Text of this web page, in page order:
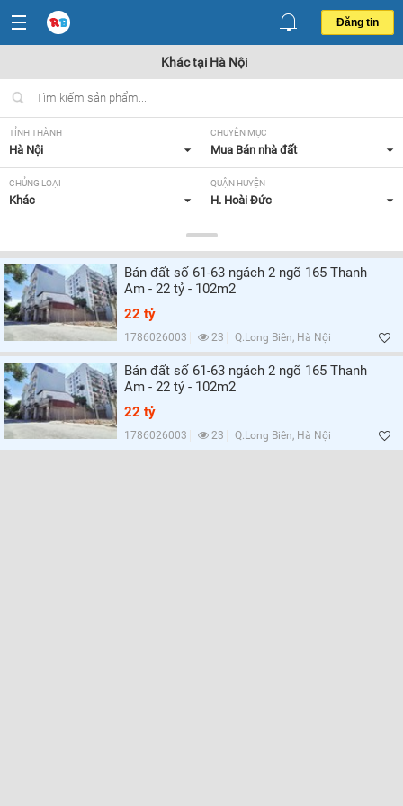
Đăng tin
Khác tại Hà Nội
TỈNH THÀNH
Hà Nội
CHUYÊN MỤC
Mua Bán nhà đất
CHỦNG LOẠI
Khác
QUẬN HUYỆN
H. Hoài Đức
Tất cả
MỨC GIÁ
Tất cả
HƯỚNG
Tất cả
GIẤY TỜ PHÁP LÝ
Lọc
Bán đất số 61-63 ngách 2 ngõ 165 Thanh
Am - 22 tỷ - 102m2
22 tỷ
1786026003 23 Q.Long Biên, Hà Nội
Bán đất số 61-63 ngách 2 ngõ 165 Thanh
Am - 22 tỷ - 102m2
22 tỷ
1786026003 23 Q.Long Biên, Hà Nội